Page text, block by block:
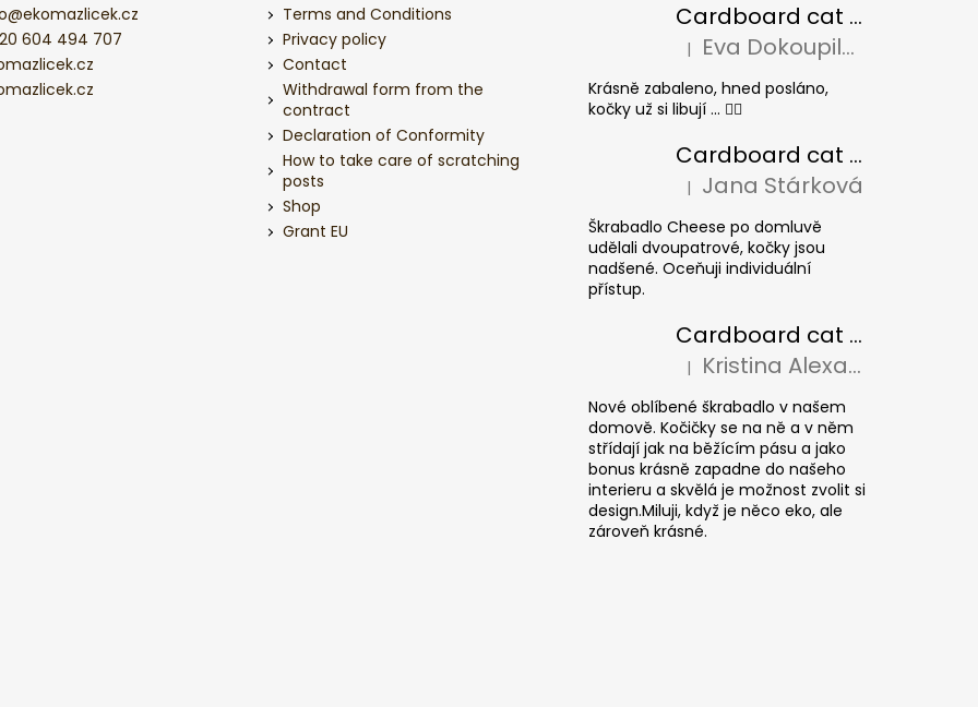
@ekomazlicek.cz
604 494 707
Terms and Conditions
Privacy policy
Contact
Withdrawal form from the
contract
Declaration of Conformity
How to take care of scratching
posts
Shop
Grant EU
Cardboard cat scratcher BASIC Colour
The product rating is 5 out of 5 stars.
| Eva Dokoupilová
Krásně zabaleno, hned posláno,
kočky už si libují ... 👍🏻
Cardboard cat scratcher CHEESE ELIPSE colour
The product rating is 5 out of 5 stars.
| Jana Stárková
Škrabadlo Cheese po domluvě
udělali dvoupatrové, kočky jsou
nadšené. Oceňuji individuální
přístup.
Cardboard cat scratcher CUBE Colour
The product rating is 5 out of 5 stars.
| Kristina Alexandrová
Nové oblíbené škrabadlo v našem
domově. Kočičky se na ně a v něm
střídají jak na běžícím pásu a jako
bonus krásně zapadne do našeho
interieru a skvělá je možnost zvolit si
design.Miluji, když je něco eko, ale
zároveň krásné.